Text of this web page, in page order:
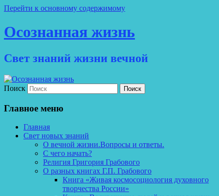
Перейти к основному содержимому
Осознанная жизнь
Свет знаний жизни вечной
Поиск
Главное меню
Главная
Свет новых знаний
О вечной жизни.Вопросы и ответы.
С чего начать?
Религия Григория Грабового
О разных книгах Г.П. Грабового
Книга «Живая космосоциология духовного
творчества России»